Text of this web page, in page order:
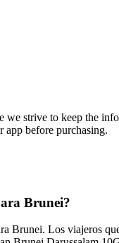
strive to keep the
app before purchasing.
Brunei?
Los viajeros